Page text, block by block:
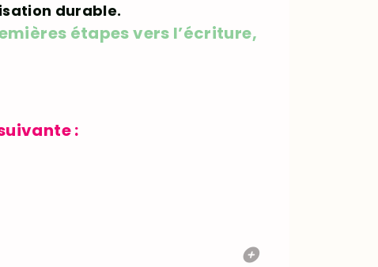
durable.
étapes vers l’écriture,
: